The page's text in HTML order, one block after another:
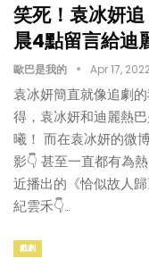
笑死！袁冰妍
晨4點留言給迪
歐巴是我的 Apr 17, 2022
袁冰妍簡直就像追劇
得，袁冰妍和迪麗熱
曦！ 而在袁冰妍的微
影👇 甚至一直都有為
近播出的《恰似故人
紀雲禾👇…
戲劇